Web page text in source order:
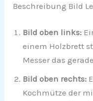
Beschreibung Bild
Bild oben links:
einem Holzbrett
Messer das
Bild oben rechts:
Kochmütze der